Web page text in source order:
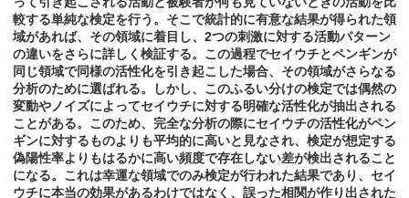
較する単純な検定を行う。そこで統計的に有意な結果が得られた領
域があれば、その領域に着目し、2つの刺激に対する活動パターン
の違いをさらに詳しく検証する。この過程でセイウチとペンギンが
同じ領域で同様の活性化を引き起こした場合、その領域がさらなる
分析のために選ばれる。しかし、このふるい分けの検定では偶然の
変動やノイズによってセイウチに対する明確な活性化が抽出される
ことがある。このため、完全な分析の際にセイウチの活性化がペン
ギンに対するものよりも平均的に高いと見なされ、検定が想定する
偽陽性率よりもはるかに高い頻度で存在しない差が検出されること
になる。これは幸運な領域でのみ検定が行われた結果であり、セイ
ウチに本当の効果があるわけではなく、誤った相関が作り出された